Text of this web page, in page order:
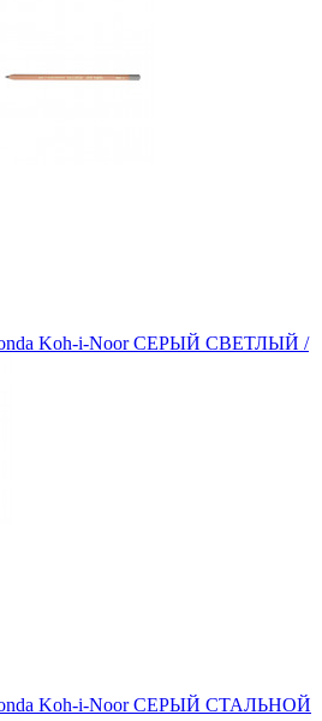
Koh-i-Noor СЕРЫЙ СВЕТЛЫЙ /
Koh-i-Noor СЕРЫЙ СТАЛЬНОЙ